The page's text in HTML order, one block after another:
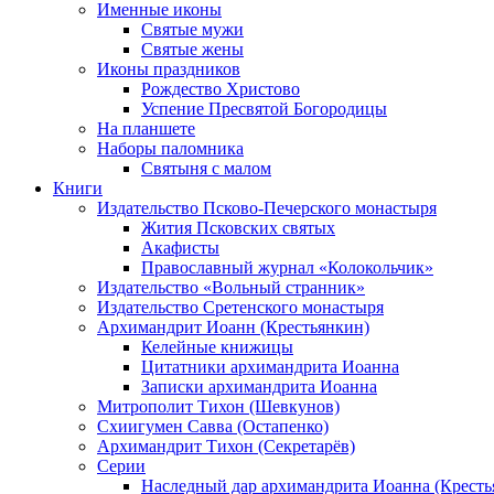
Именные иконы
Святые мужи
Святые жены
Иконы праздников
Рождество Христово
Успение Пресвятой Богородицы
На планшете
Наборы паломника
Святыня с малом
Книги
Издательство Псково-Печерского монастыря
Жития Псковских святых
Акафисты
Православный журнал «Колокольчик»
Издательство «Вольный странник»
Издательство Сретенского монастыря
Архимандрит Иоанн (Крестьянкин)
Келейные книжицы
Цитатники архимандрита Иоанна
Записки архимандрита Иоанна
Митрополит Тихон (Шевкунов)
Схиигумен Савва (Остапенко)
Архимандрит Тихон (Секретарёв)
Серии
Наследный дар архимандрита Иоанна